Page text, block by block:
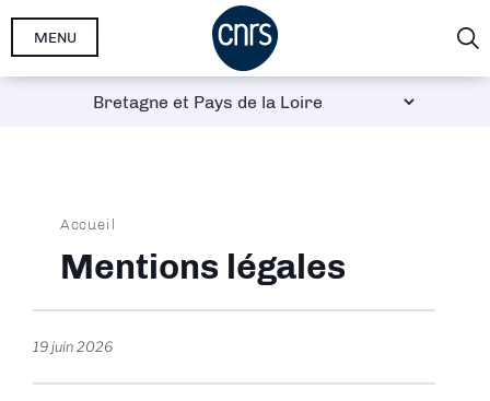
Aller
MENU
Fil
d'Ariane
Accueil
Mentions légales
19 juin 2026